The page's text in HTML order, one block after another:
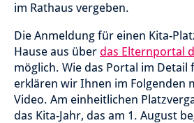
im Rathaus vergeben.
Die Anmeldung für einen Kita-
Hause aus über das Elternportal
möglich. Wie das Portal im Detail
erklären wir Ihnen im Folgenden
Video. Am einheitlichen
das Kita-Jahr, das am 1. August